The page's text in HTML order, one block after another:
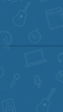
احسان
احمد
احمد